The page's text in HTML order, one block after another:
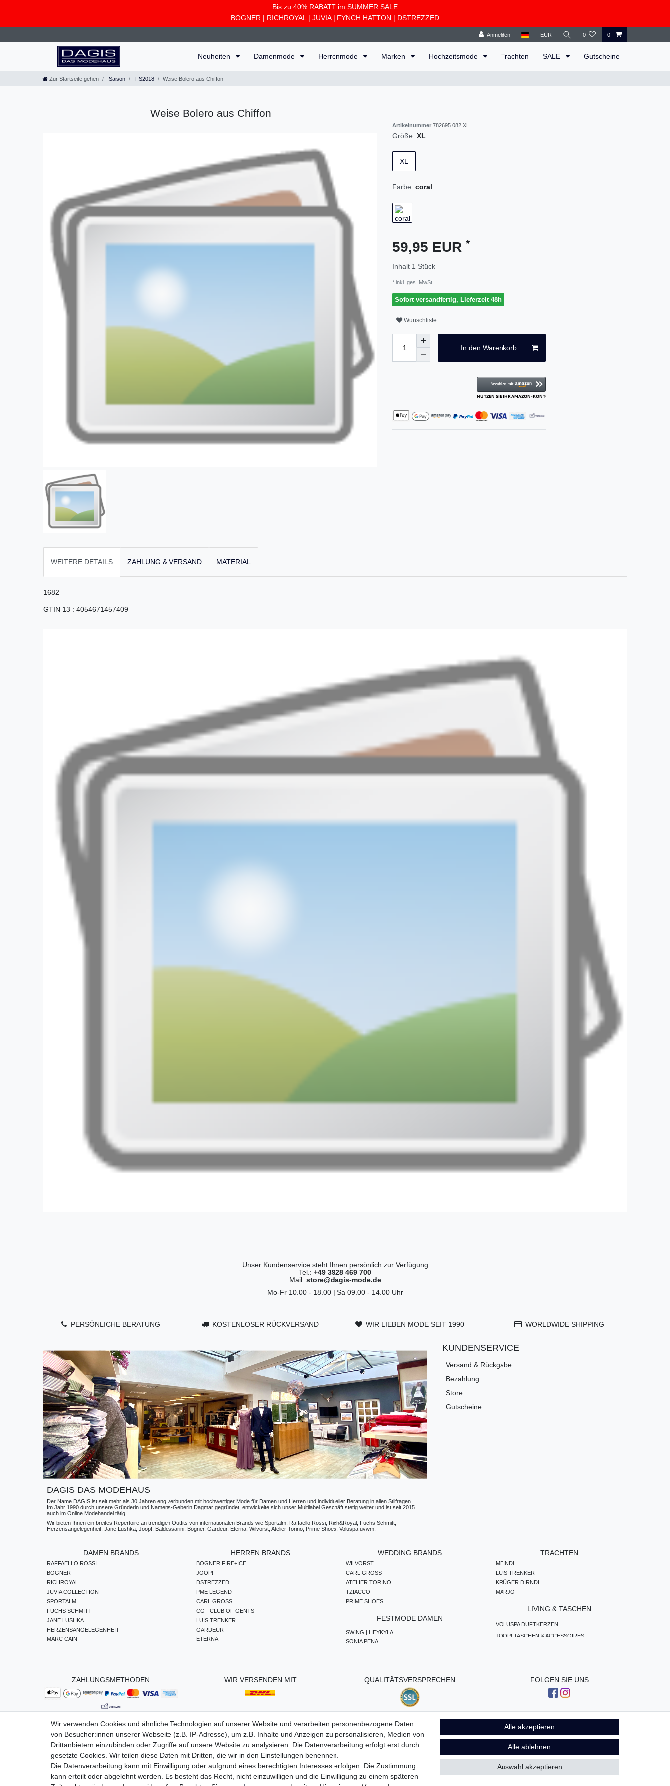
Bis zu 40% RABATT im SUMMER SALE
BOGNER | RICHROYAL | JUVIA| FYNCH HATTON | DSTREZZED
Anmelden EUR 0 0
Neuheiten Damenmode Herrenmode Marken Hochzeitsmode Trachten SALE Gutscheine
Zur Startseite gehen Saison FS2018 Weise Bolero aus Chiffon
Weise Bolero aus Chiffon
Artikelnummer 782695 082 XL
Größe: XL
XL
Farbe: coral
59,95 EUR *
Inhalt 1 Stück
* inkl. ges. MwSt.
Sofort versandfertig, Lieferzeit 48h
Wunschliste
In den Warenkorb
WEITERE DETAILS ZAHLUNG & VERSAND MATERIAL
1682
GTIN 13 : 4054671457409
Unser Kundenservice steht Ihnen persönlich zur Verfügung
Tel.: +49 3928 469 700
Mail: store@dagis-mode.de
Mo-Fr 10.00 - 18.00 | Sa 09.00 - 14.00 Uhr
PERSÖNLICHE BERATUNG KOSTENLOSER RÜCKVERSAND WIR LIEBEN MODE SEIT 1990 WORLDWIDE SHIPPING
DAGIS DAS MODEHAUS
Der Name DAGIS ist seit mehr als 30 Jahren eng verbunden mit hochwertiger Mode für Damen und Herren und individueller Beratung in allen Stilfragen.
Im Jahr 1990 durch unsere Gründerin und Namens-Geberin Dagmar gegründet, entwickelte sich unser Multilabel Geschäft stetig weiter und ist seit 2015
auch im Online Modehandel tätig.
Wir bieten Ihnen ein breites Repertoire an trendigen Outfits von internationalen Brands wie Sportalm, Raffaello Rossi, Rich&Royal, Fuchs Schmitt,
Herzensangelegenheit, Jane Lushka, Joop!, Baldessarini, Bogner, Gardeur, Eterna, Wilvorst, Atelier Torino, Prime Shoes, Voluspa uvwm.
KUNDENSERVICE
Versand & Rückgabe
Bezahlung
Store
Gutscheine
DAMEN BRANDS
RAFFAELLO ROSSI
BOGNER
RICHROYAL
JUVIA COLLECTION
SPORTALM
FUCHS SCHMITT
JANE LUSHKA
HERZENSANGELEGENHEIT
MARC CAIN
HERREN BRANDS
BOGNER FIRE+ICE
JOOP!
DSTREZZED
PME LEGEND
CARL GROSS
CG - CLUB OF GENTS
LUIS TRENKER
GARDEUR
ETERNA
WEDDING BRANDS
WILVORST
CARL GROSS
ATELIER TORINO
TZIACCO
PRIME SHOES
FESTMODE DAMEN
SWING | HEYKYLA
SONIA PENA
TRACHTEN
MEINDL
LUIS TRENKER
KRÜGER DIRNDL
MARJO
LIVING & TASCHEN
VOLUSPA DUFTKERZEN
JOOP! TASCHEN & ACCESSOIRES
ZAHLUNGSMETHODEN WIR VERSENDEN MIT QUALITÄTSVERSPRECHEN FOLGEN SIE UNS
Impressum Daten­schutz­erklärung AGB Widerrufs­recht Vertrag widerrufen
Wir verwenden Cookies und ähnliche Technologien auf unserer Website und verarbeiten personenbezogene Daten
von Besucher:innen unserer Webseite (z.B. IP-Adresse), um z.B. Inhalte und Anzeigen zu personalisieren, Medien von
Drittanbietern einzubinden oder Zugriffe auf unsere Website zu analysieren. Die Datenverarbeitung erfolgt erst durch
gesetzte Cookies. Wir teilen diese Daten mit Dritten, die wir in den Einstellungen benennen.
Die Datenverarbeitung kann mit Einwilligung oder aufgrund eines berechtigten Interesses erfolgen. Die Zustimmung
kann erteilt oder abgelehnt werden. Es besteht das Recht, nicht einzuwilligen und die Einwilligung zu einem späteren
Alle akzeptieren
Alle ablehnen
Auswahl akzeptieren